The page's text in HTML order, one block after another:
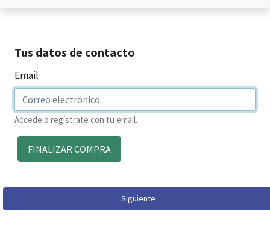
Tus datos de contacto
Email
Accede o regístrate con tu email.
FINALIZAR COMPRA